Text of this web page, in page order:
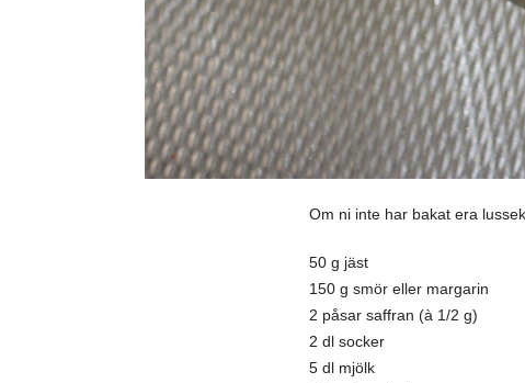
Om ni inte har bakat era
50 g jäst
150 g smör eller margarin
2 påsar saffran (à 1/2 g)
2 dl socker
5 dl mjölk